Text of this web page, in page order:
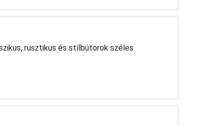
rusztikus és stílbútorok széles